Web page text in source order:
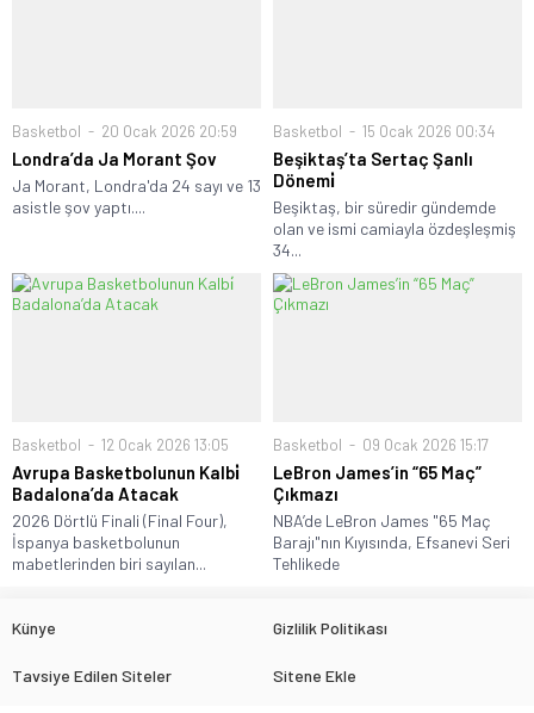
Basketbol 20 Ocak 2026 20:59
Londra’da Ja Morant Şov
Ja Morant, Londra'da 24 sayı ve 13
asistle şov yaptı....
Basketbol 15 Ocak 2026 00:34
Beşiktaş’ta Sertaç Şanlı
Dönemi̇
Beşiktaş, bir süredir gündemde
olan ve ismi camiayla özdeşleşmiş
34...
Basketbol 12 Ocak 2026 13:05
Avrupa Basketbolunun Kalbi̇
Badalona’da Atacak
2026 Dörtlü Finali (Final Four),
İspanya basketbolunun
mabetlerinden biri sayılan...
Basketbol 09 Ocak 2026 15:17
LeBron James’in “65 Maç”
Çıkmazı
NBA’de LeBron James "65 Maç
Barajı"nın Kıyısında, Efsanevi Seri
Tehlikede
Künye Gizlilik Politikası
Tavsiye Edilen Siteler Sitene Ekle